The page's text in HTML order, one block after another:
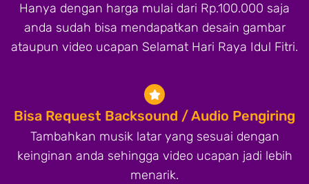
Hanya dengan harga mulai dari Rp.100.000 saja
anda sudah bisa mendapatkan desain gambar
ataupun video ucapan Selamat Hari Raya Idul Fitri.
Bisa Request Backsound / Audio Pengiring
Tambahkan musik latar yang sesuai dengan
keinginan anda sehingga video ucapan jadi lebih
menarik.